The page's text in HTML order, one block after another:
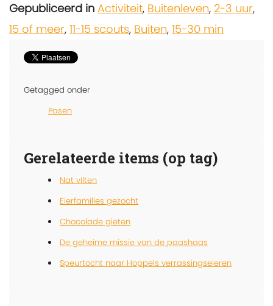
Gepubliceerd in Activiteit, Buitenleven, 2-3 uur,
15 of meer, 11-15 scouts, Buiten, 15-30 min
Getagged onder
Pasen
Gerelateerde items (op tag)
Nat vilten
Eierfamilies gezocht
Chocolade gieten
De geheime missie van de paashaas
Speurtocht naar Hoppels verrassingseieren